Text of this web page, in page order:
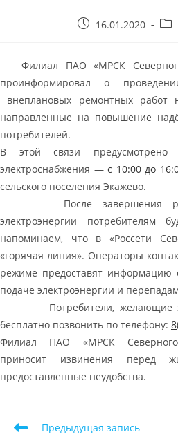
16.01.2020
Филиал ПАО «МРСК Северного
проинформировал о
внеплановых ремонтных работ
направленные на повышение
потребителей.
В этой связи предусмотрено
электроснабжения — с 10:00 до
сельского поселения Экажево.
После завершения
электроэнергии потребителям
напоминаем, что в «Россети
«горячая линия». Операторы
режиме предоставят информацию
подаче электроэнергии и
Потребители, желающие
бесплатно позвонить по телефону:
Филиал ПАО «МРСК Северного
приносит извинения перед
предоставленные неудобства.
Предыдущая запись